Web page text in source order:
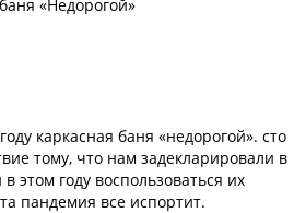
каркасная баня «недорогой». сто
тому, что нам задекларировали в
этом году воспользоваться их
пандемия все испортит.